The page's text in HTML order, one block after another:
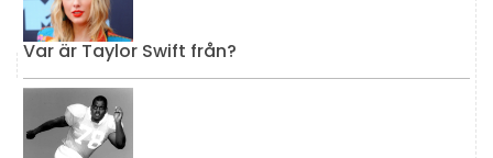
Var är Taylor Swift från?